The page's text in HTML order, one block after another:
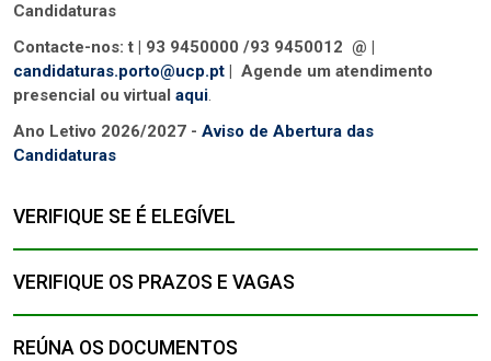
Candidaturas
Contacte-nos: t | 93 9450000 /93 9450012 @ |
candidaturas.porto@ucp.pt | Agende um atendimento
presencial ou virtual aqui.
Ano Letivo 2026/2027 - Aviso de Abertura das
Candidaturas
VERIFIQUE SE É ELEGÍVEL
VERIFIQUE OS PRAZOS E VAGAS
REÚNA OS DOCUMENTOS